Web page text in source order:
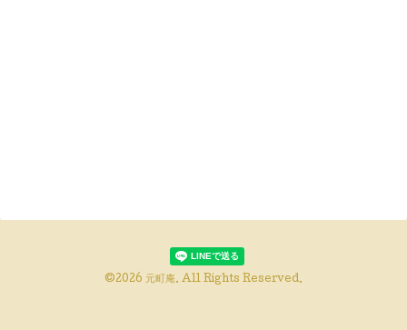
©2026 元町庵. All Rights Reserved.